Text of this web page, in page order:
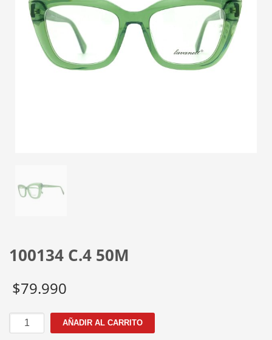
100134 C.4 50M
$79.990
100134
C.4
AÑADIR AL CARRITO